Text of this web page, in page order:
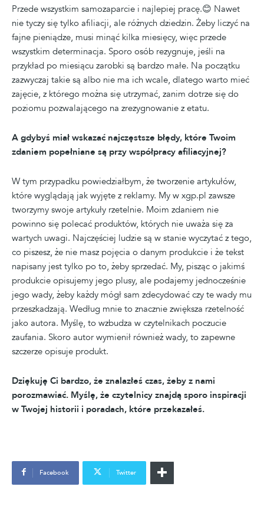
Przede wszystkim samozaparcie i najlepiej pracę.😊 Nawet
nie tyczy się tylko afiliacji, ale różnych dziedzin. Żeby liczyć na
fajne pieniądze, musi minąć kilka miesięcy, więc przede
wszystkim determinacja. Sporo osób rezygnuje, jeśli na
przykład po miesiącu zarobki są bardzo małe. Na początku
zazwyczaj takie są albo nie ma ich wcale, dlatego warto mieć
zajęcie, z którego można się utrzymać, zanim dotrze się do
poziomu pozwalającego na zrezygnowanie z etatu.
A gdybyś miał wskazać najczęstsze błędy, które Twoim
zdaniem popełniane są przy współpracy afiliacyjnej?
W tym przypadku powiedziałbym, że tworzenie artykułów,
które wyglądają jak wyjęte z reklamy. My w xgp.pl zawsze
tworzymy swoje artykuły rzetelnie. Moim zdaniem nie
powinno się polecać produktów, których nie uważa się za
wartych uwagi. Najczęściej ludzie są w stanie wyczytać z tego,
co piszesz, że nie masz pojęcia o danym produkcie i że tekst
napisany jest tylko po to, żeby sprzedać. My, pisząc o jakimś
produkcie opisujemy jego plusy, ale podajemy jednocześnie
jego wady, żeby każdy mógł sam zdecydować czy te wady mu
przeszkadzają. Według mnie to znacznie zwiększa rzetelność
jako autora. Myślę, to wzbudza w czytelnikach poczucie
zaufania. Skoro autor wymienił również wady, to zapewne
szczerze opisuje produkt.
Dziękuję Ci bardzo, że znalazłeś czas, żeby z nami
porozmawiać. Myślę, że czytelnicy znajdą sporo inspiracji
w Twojej historii i poradach, które przekazałeś.
Facebook Twitter